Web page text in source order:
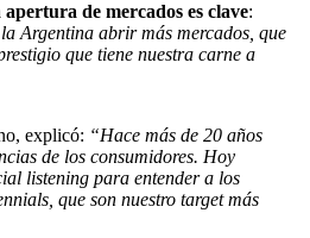
apertura de mercados es clave:
Argentina abrir más mercados, que
que tiene nuestra carne a
explicó: “Hace más de 20 años
de los consumidores. Hoy
listening para entender a los
que son nuestro target más